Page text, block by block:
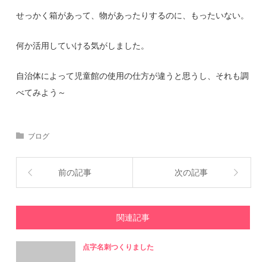
せっかく箱があって、物があったりするのに、もったいない。
何か活用していける気がしました。
自治体によって児童館の使用の仕方が違うと思うし、それも調
べてみよう～
ブログ
前の記事 次の記事
関連記事
点字名刺つくりました